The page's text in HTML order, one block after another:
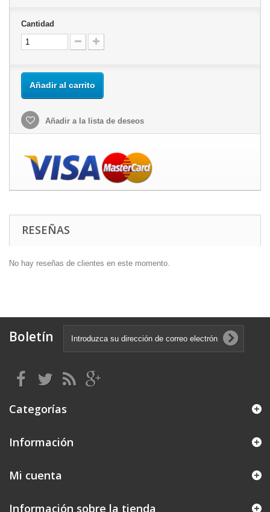
Cantidad
Añadir al carrito
Añadir a la lista de deseos
RESEÑAS
No hay reseñas de clientes en este momento.
Boletín
Categorías
Información
Mi cuenta
Información sobre la tienda